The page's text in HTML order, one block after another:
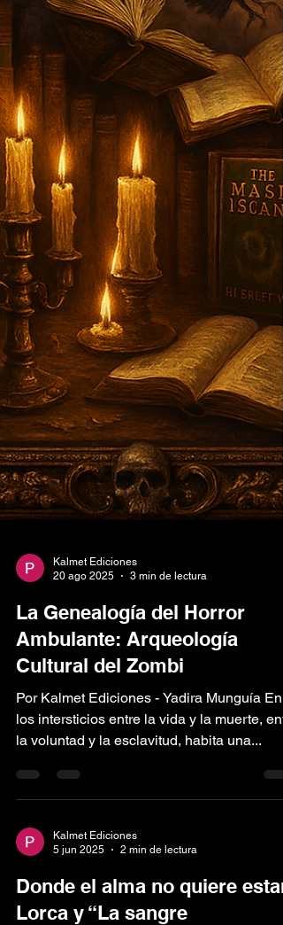
Kalmet Ediciones
20 ago 2025
3 min de lectura
La Genealogía del Horror
Ambulante: Arqueología
Cultural del Zombi
los intersticios entre la vida y la muerte,
la voluntad y la esclavitud, habita una...
5 jun 2025
2 min de lectura